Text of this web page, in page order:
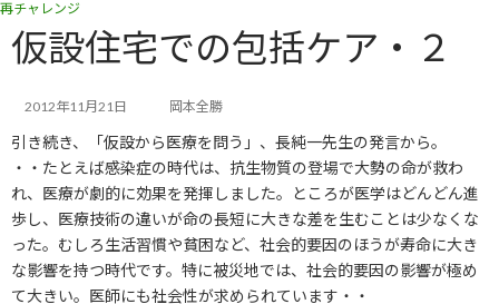
コ
ス
ッ
ナ
ン
移
再チャレンジ
仮設住宅での包括ケア・２
2012年11月21日 岡本全勝
引き続き、「仮設から医療を問う」、長純一先生の発言から。
・・たとえば感染症の時代は、抗生物質の登場で大勢の命が救わ
れ、医療が劇的に効果を発揮しました。ところが医学はどんどん進
歩し、医療技術の違いが命の長短に大きな差を生むことは少なくな
った。むしろ生活習慣や貧困など、社会的要因のほうが寿命に大き
な影響を持つ時代です。特に被災地では、社会的要因の影響が極め
て大きい。医師にも社会性が求められています・・